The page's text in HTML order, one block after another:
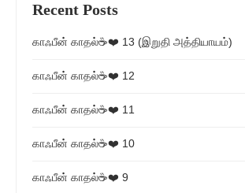
Recent Posts
காஃபீன் காதல்☕❤️ 13 (இறுதி அத்தியாயம்)
காஃபீன் காதல்☕❤️ 12
காஃபீன் காதல்☕❤️ 11
காஃபீன் காதல்☕❤️ 10
காஃபீன் காதல்☕❤️ 9